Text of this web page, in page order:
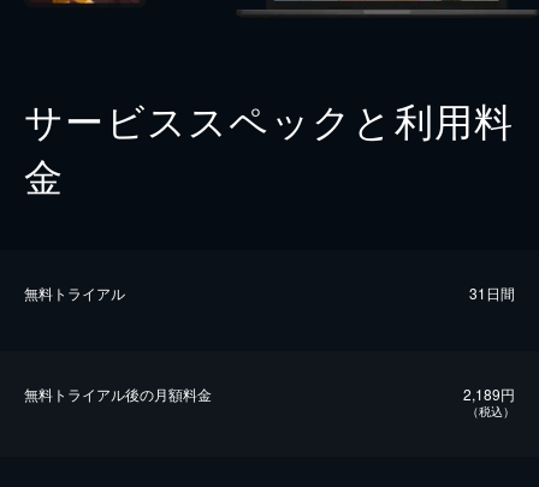
サービススペックと利用料
金
無料トライアル 31日間
無料トライアル後の⽉額料金 2,189円
（税込）